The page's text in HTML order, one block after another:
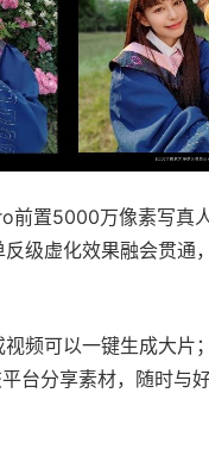
前置5000万像素写真
级虚化效果融会贯通
频可以一键生成大片
台分享素材，随时与